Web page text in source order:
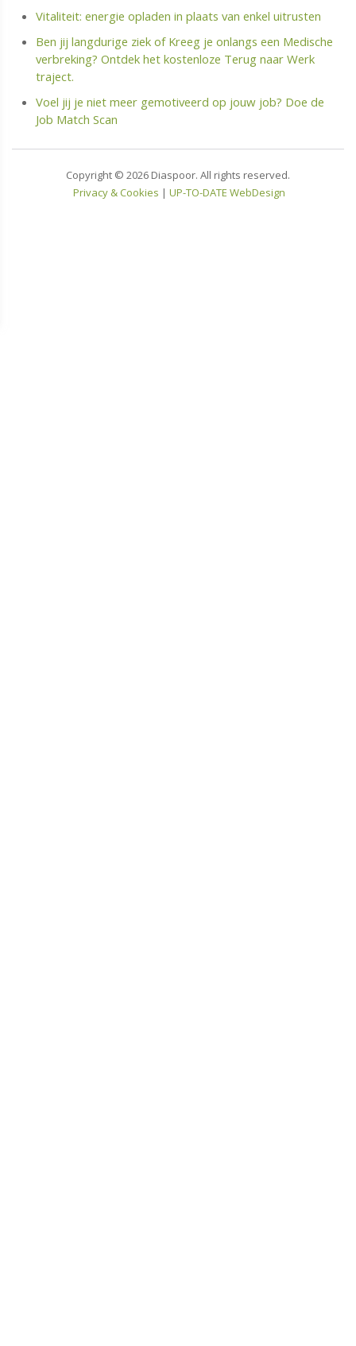
Vitaliteit: energie opladen in plaats van enkel uitrusten
Ben jij langdurige ziek of Kreeg je onlangs een Medische
verbreking? Ontdek het kostenloze Terug naar Werk
traject.
Voel jij je niet meer gemotiveerd op jouw job? Doe de
Job Match Scan
Copyright © 2026 Diaspoor. All rights reserved.
Privacy & Cookies | UP-TO-DATE WebDesign